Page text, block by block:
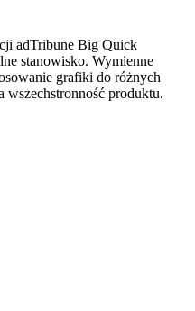
adTribune Big Quick
stanowisko. Wymienne
grafiki do różnych
wszechstronność produktu.